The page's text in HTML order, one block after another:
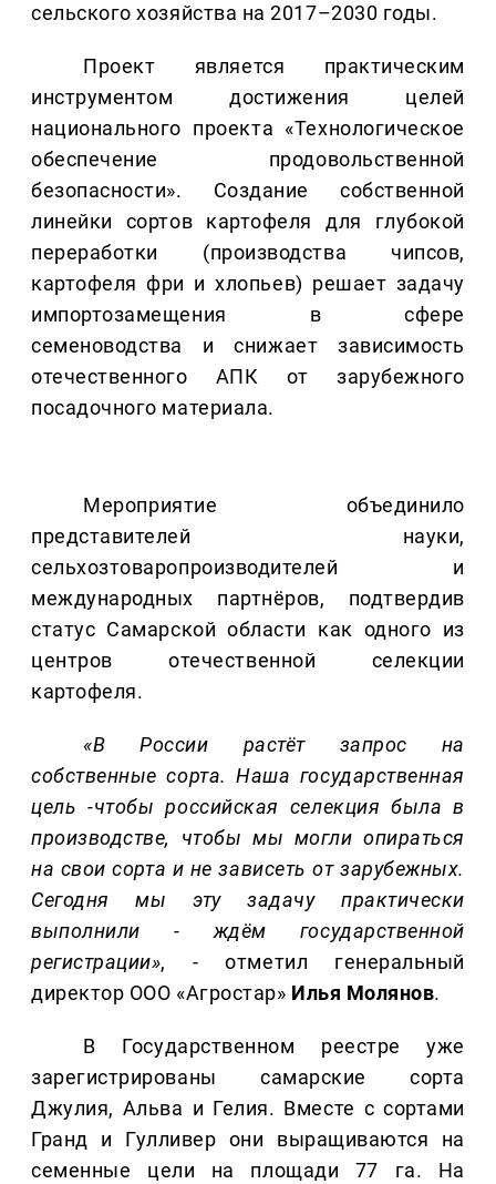
сельского хозяйства на 2017–2030 годы.
Проект является практическим
инструментом достижения целей
национального проекта «Технологическое
обеспечение продовольственной
безопасности». Создание собственной
линейки сортов картофеля для глубокой
переработки (производства чипсов,
картофеля фри и хлопьев) решает задачу
импортозамещения в сфере
семеноводства и снижает зависимость
отечественного АПК от зарубежного
посадочного материала.
Мероприятие объединило
представителей науки,
сельхозтоваропроизводителей и
международных партнёров, подтвердив
статус Самарской области как одного из
центров отечественной селекции
картофеля.
«В России растёт запрос на
собственные сорта. Наша государственная
цель -чтобы российская селекция была в
производстве, чтобы мы могли опираться
на свои сорта и не зависеть от зарубежных.
Сегодня мы эту задачу практически
выполнили - ждём государственной
регистрации», - отметил генеральный
директор ООО «Агростар» Илья Молянов.
В Государственном реестре уже
зарегистрированы самарские сорта
Джулия, Альва и Гелия. Вместе с сортами
Гранд и Гулливер они выращиваются на
семенные цели на площади 77 га. На